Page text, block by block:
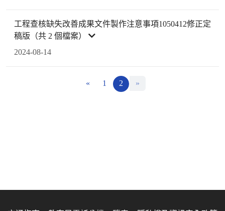
工程查核缺失改善成果文件製作注意事項1050412修正定
稿版（共 2 個檔案）
2024-08-14
« 1 2 »